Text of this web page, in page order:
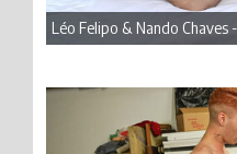
Léo Felipo & Nando Chaves